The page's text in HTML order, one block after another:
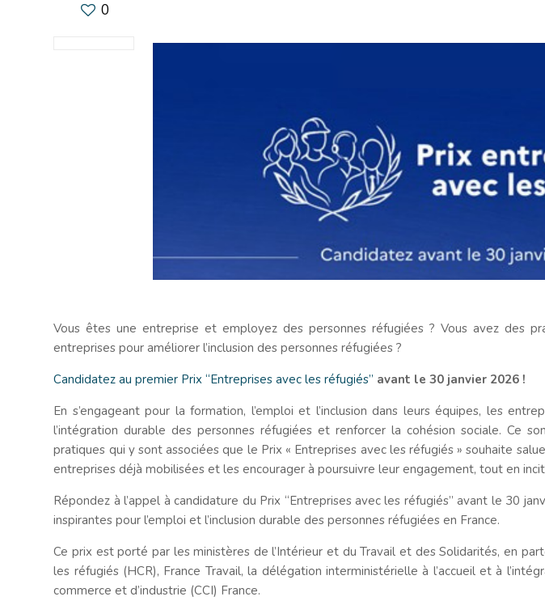
0
Vous êtes une entreprise et employez des personnes réfugiées ? Vous avez des
entreprises pour améliorer l’inclusion des personnes réfugiées ?
Candidatez au premier Prix “Entreprises avec les réfugiés” avant le 30 janvier 2026 !
En s’engageant pour la formation, l’emploi et l’inclusion dans leurs équipes, les
l’intégration durable des personnes réfugiées et renforcer la cohésion sociale. Ce
pratiques qui y sont associées que le Prix « Entreprises avec les réfugiés » souhaite
entreprises déjà mobilisées et les encourager à poursuivre leur engagement, tout en
Répondez à l’appel à candidature du Prix “Entreprises avec les réfugiés” avant le 30
inspirantes pour l’emploi et l’inclusion durable des personnes réfugiées en France.
Ce prix est porté par les ministères de l’Intérieur et du Travail et des Solidarités, en
les réfugiés (HCR), France Travail, la délégation interministérielle à l’accueil et à
commerce et d’industrie (CCI) France.